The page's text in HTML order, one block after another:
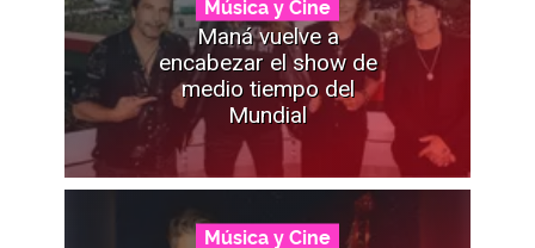
Música y Cine
Maná vuelve a
encabezar el show de
medio tiempo del
Mundial
Música y Cine